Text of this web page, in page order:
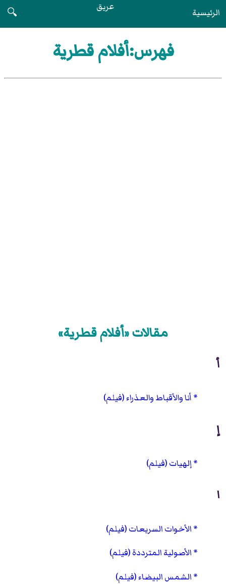
الرئيسية عريق
🔍
فهرس:أفلام قطرية
مقالات «أفلام قطرية»
أ
أنا والأقباط والعذراء (فيلم)
إ
إلهيات (فيلم)
ا
الأخوات السريعات (فيلم)
الأصولية المترددة (فيلم)
الشمس البيضاء (فيلم)